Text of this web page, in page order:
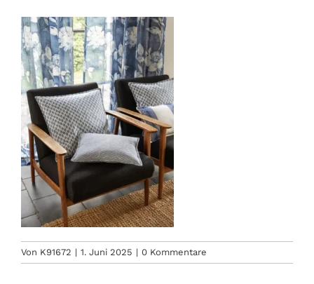
KONTAKT
Von K91672 | 1. Juni 2025 | 0 Kommentare